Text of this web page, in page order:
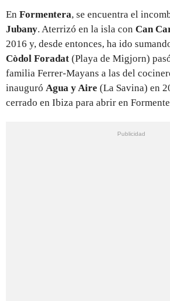
En Formentera, se encuentra el
Jubany. Aterrizó en la isla con Can
2016 y, desde entonces, ha ido
Còdol Foradat (Playa de Migjorn)
familia Ferrer-Mayans a las del
inauguró Agua y Aire (La Savina) en
cerrado en Ibiza para abrir en